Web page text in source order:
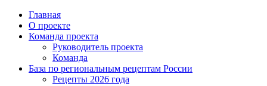
Главная
О проекте
Команда проекта
Руководитель проекта
Команда
База по региональным рецептам России
Рецепты 2026 года